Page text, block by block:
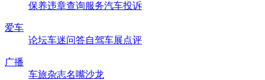
保养违章查询服务汽车投诉
爱车
论坛车迷问答自驾车展点评
广播
车旅杂志名嘴沙龙